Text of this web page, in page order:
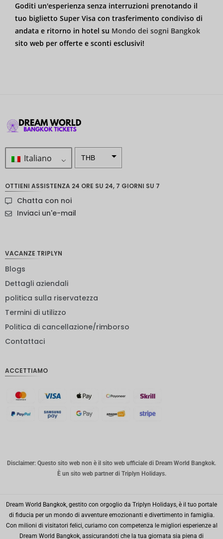
Goditi un'esperienza senza interruzioni prenotando il
tuo biglietto Super Visa con trasferimento condiviso di
andata e ritorno in hotel su Mondo dei sogni Bangkok
sito web per offerte e sconti esclusivi!
Italiano THB
rupia
indiana
Corona
danese
CHF
australia
no
Città di
New
York
OTTIENI ASSISTENZA 24 ORE SU 24, 7 GIORNI SU 7
Chatta con noi
Inviaci un'e-mail
VACANZE TRIPLYN
Blogs
Dettagli aziendali
politica sulla riservatezza
Termini di utilizzo
Politica di cancellazione/rimborso
Contattaci
ACCETTIAMO
Disclaimer: Questo sito web non è il sito web ufficiale di Dream World Bangkok.
È un sito web partner di Triplyn Holidays.
Dream World Bangkok, gestito con orgoglio da Triplyn Holidays, è il tuo portale
di fiducia per un mondo di avventure emozionanti e divertimento in famiglia.
Con milioni di visitatori felici, curiamo con competenza le migliori esperienze al
Dream World Bangkok, assicurandoti che la tua giornata sia piena di